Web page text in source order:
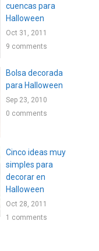
cuencas para
Halloween
Oct 31, 2011
9 comments
Bolsa decorada
para Halloween
Sep 23, 2010
0 comments
Cinco ideas muy
simples para
decorar en
Halloween
Oct 28, 2011
1 comments